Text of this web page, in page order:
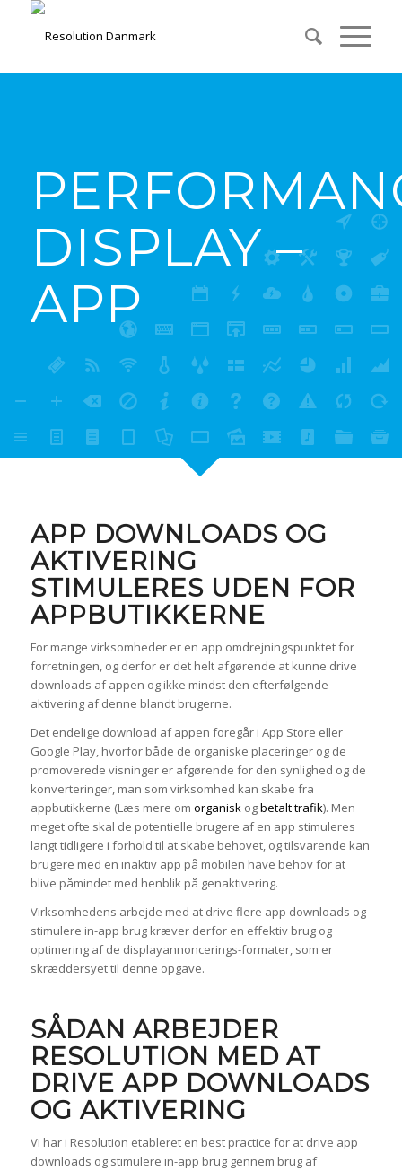
DISPLAY –
APP
APP DOWNLOADS OG
AKTIVERING
STIMULERES UDEN FOR
APPBUTIKKERNE
For mange virksomheder er en app omdrejningspunktet for
forretningen, og derfor er det helt afgørende at kunne drive
downloads af appen og ikke mindst den efterfølgende
aktivering af denne blandt brugerne.
Det endelige download af appen foregår i App Store eller
Google Play, hvorfor både de organiske placeringer og de
promoverede visninger er afgørende for den synlighed og de
konverteringer, man som virksomhed kan skabe fra
appbutikkerne (Læs mere om organiskogbetalt trafik). Men
meget ofte skal de potentielle brugere af en app stimuleres
langt tidligere i forhold til at skabe behovet, og tilsvarende kan
brugere med en inaktiv app på mobilen have behov for at
blive påmindet med henblik på genaktivering.
Virksomhedens arbejde med at drive flere app downloads og
stimulere in-app brug kræver derfor en effektiv brug og
optimering af de displayannoncerings-formater, som er
skræddersyet til denne opgave.
SÅDAN ARBEJDER
RESOLUTION MED AT
DRIVE APP DOWNLOADS
OG AKTIVERING
Vi har i Resolution etableret en best practice for at drive app
downloads og stimulere in-app brug gennem brug af